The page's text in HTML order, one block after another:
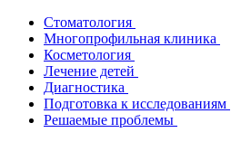
Стоматология
Многопрофильная клиника
Косметология
Лечение детей
Диагностика
Подготовка к исследованиям
Решаемые проблемы